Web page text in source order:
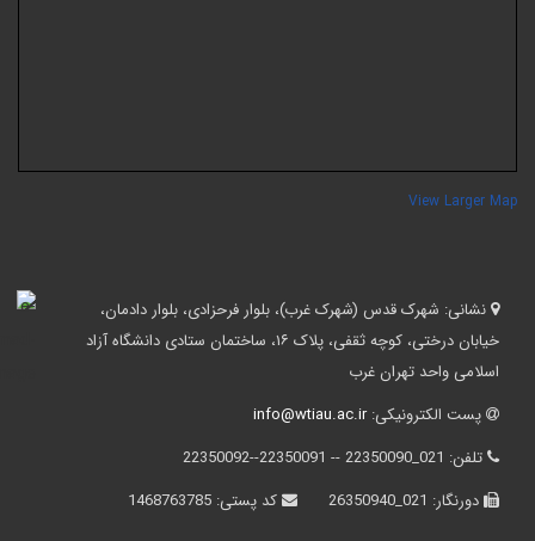
View Larger
نشانی:شهرک قدس (شهرک غرب)، بلوار فرحزادی، بلوار دادمان،
خیابان درختی، کوچه ثقفی، پلاک ۱۶، ساختمان ستادی دانشگاه آزاد
اسلامی واحد تهران غرب
پست الکترونیکی:info@wtiau.ac.ir
تلفن:021_22350090 -- 22350091--22350092
دورنگار:021_26350940 کد پستی:1468763785